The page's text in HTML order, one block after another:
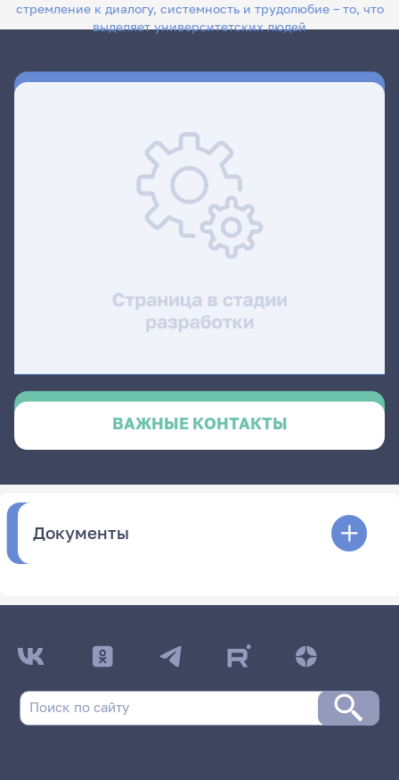
стремление к диалогу, системность и трудолюбие – то, что
выделяет университетских людей
ВАЖНЫЕ КОНТАКТЫ
Документы